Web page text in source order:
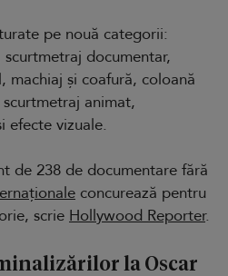
pe nouă categorii:
documentar,
machiaj şi coafură, coloană
animat,
efecte vizuale.
de 238 de documentare fără
concurează pentru
scrie Hollywood Reporter.
la Oscar